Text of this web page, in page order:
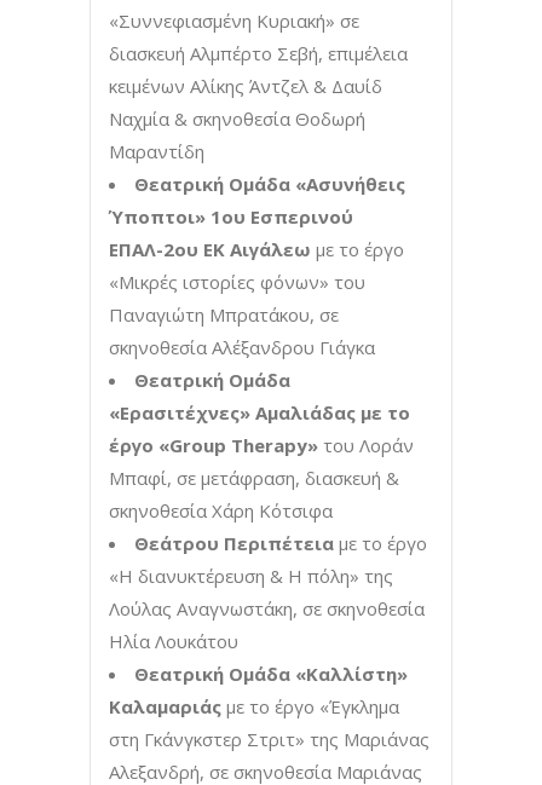
«Συννεφιασμένη Κυριακή» σε
διασκευή Αλμπέρτο Σεβή, επιμέλεια
κειμένων Αλίκης Άντζελ & Δαυίδ
Ναχμία & σκηνοθεσία Θοδωρή
Μαραντίδη
Θεατρική Ομάδα «Ασυνήθεις
Ύποπτοι» 1ου Εσπερινού
ΕΠΑΛ-2ου ΕΚ Αιγάλεω με το έργο
«Μικρές ιστορίες φόνων» του
Παναγιώτη Μπρατάκου, σε
σκηνοθεσία Αλέξανδρου Γιάγκα
Θεατρική Ομάδα
«Ερασιτέχνες» Αμαλιάδας με το
έργο «Group Therapy» του Λοράν
Μπαφί, σε μετάφραση, διασκευή &
σκηνοθεσία Χάρη Κότσιφα
Θεάτρου Περιπέτεια με το έργο
«Η διανυκτέρευση & Η πόλη» της
Λούλας Αναγνωστάκη, σε σκηνοθεσία
Ηλία Λουκάτου
Θεατρική Ομάδα «Καλλίστη»
Καλαμαριάς με το έργο «Έγκλημα
στη Γκάνγκστερ Στριτ» της Μαριάνας
Αλεξανδρή, σε σκηνοθεσία Μαριάνας